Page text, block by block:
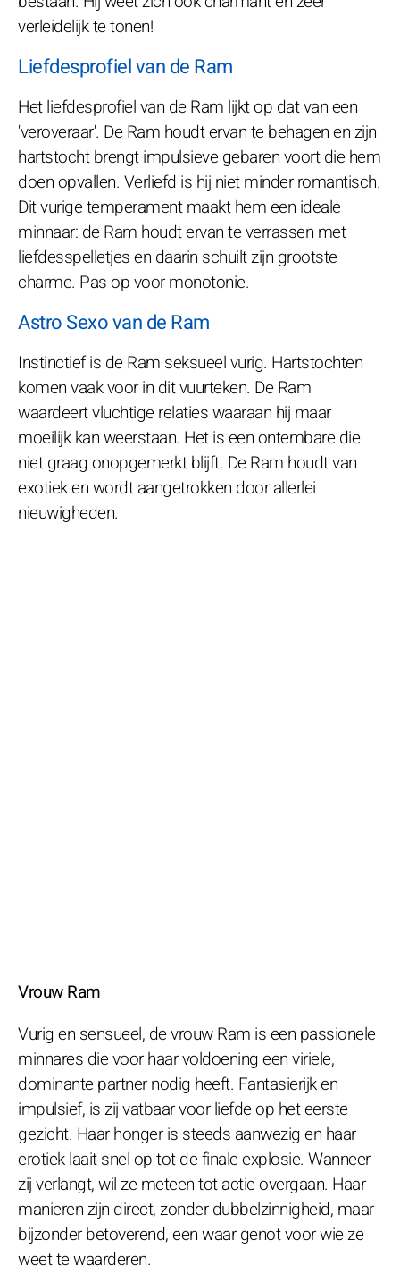
verleidelijk te tonen!
Liefdesprofiel van de Ram
Het liefdesprofiel van de Ram lijkt op dat van een
'veroveraar'. De Ram houdt ervan te behagen en zijn
hartstocht brengt impulsieve gebaren voort die hem
doen opvallen. Verliefd is hij niet minder romantisch.
Dit vurige temperament maakt hem een ideale
minnaar: de Ram houdt ervan te verrassen met
liefdesspelletjes en daarin schuilt zijn grootste
charme. Pas op voor monotonie.
Astro Sexo van de Ram
Instinctief is de Ram seksueel vurig. Hartstochten
komen vaak voor in dit vuurteken. De Ram
waardeert vluchtige relaties waaraan hij maar
moeilijk kan weerstaan. Het is een ontembare die
niet graag onopgemerkt blijft. De Ram houdt van
exotiek en wordt aangetrokken door allerlei
nieuwigheden.
Vrouw Ram
Vurig en sensueel, de vrouw Ram is een passionele
minnares die voor haar voldoening een viriele,
dominante partner nodig heeft. Fantasierijk en
impulsief, is zij vatbaar voor liefde op het eerste
gezicht. Haar honger is steeds aanwezig en haar
erotiek laait snel op tot de finale explosie. Wanneer
zij verlangt, wil ze meteen tot actie overgaan. Haar
manieren zijn direct, zonder dubbelzinnigheid, maar
bijzonder betoverend, een waar genot voor wie ze
weet te waarderen.